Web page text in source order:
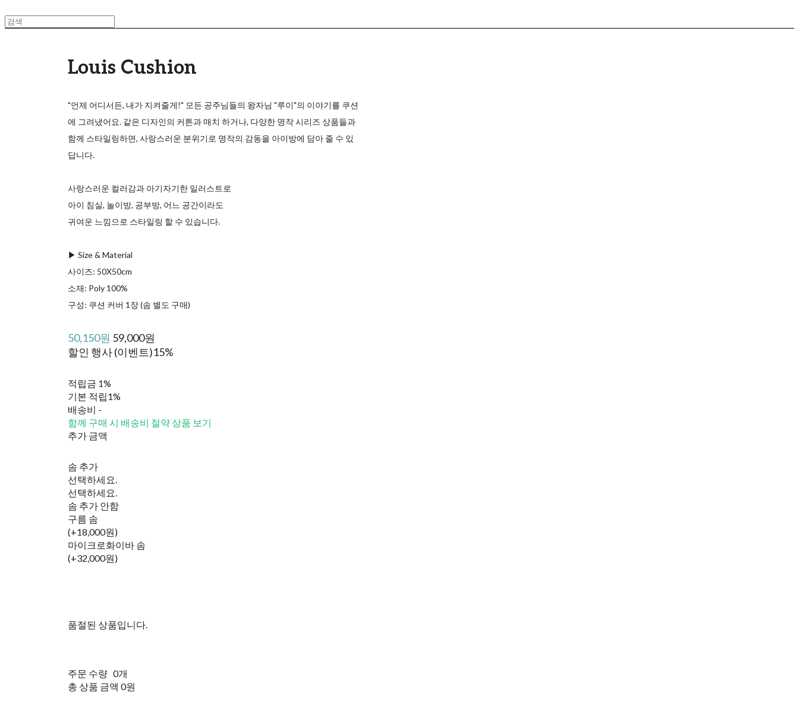
Louis Cushion
"언제 어디서든, 내가 지켜줄게!" 모든 공주님들의 왕자님 "루이"의 이야기를 쿠션
에 그려냈어요. 같은 디자인의 커튼과 매치 하거나, 다양한 명작 시리즈 상품들과
함께 스타일링하면, 사랑스러운 분위기로 명작의 감동을 아이방에 담아 줄 수 있
답니다.
사랑스러운 컬러감과 아기자기한 일러스트로
아이 침실, 놀이방, 공부방, 어느 공간이라도
귀여운 느낌으로 스타일링 할 수 있습니다.
▶︎ Size & Material
ㅤ사이즈: 50X50cm
ㅤ소재: Poly 100%
ㅤ구성: 쿠션 커버 1장 (솜 별도 구매)
50,150원 59,000원
할인 행사 (이벤트)15%
적립금 1%
기본 적립1%
배송비 -
함께 구매 시 배송비 절약 상품 보기
추가 금액
솜 추가
선택하세요.
선택하세요.
솜 추가 안함
구름 솜
(+18,000원)
마이크로화이바 솜
(+32,000원)
품절된 상품입니다.
주문 수량 0개
총 상품 금액 0원